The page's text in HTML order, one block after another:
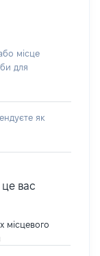
місце
для
як
це вас
місцевого